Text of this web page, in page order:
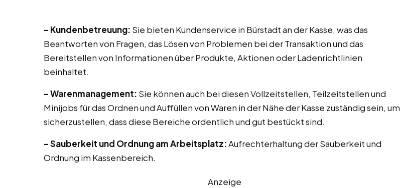
– Kundenbetreuung: Sie bieten Kundenservice in Bürstadt an der Kasse, was das
Beantworten von Fragen, das Lösen von Problemen bei der Transaktion und das
Bereitstellen von Informationen über Produkte, Aktionen oder Ladenrichtlinien
beinhaltet.
– Warenmanagement: Sie können auch bei diesen Vollzeitstellen, Teilzeitstellen und
Minijobs für das Ordnen und Auffüllen von Waren in der Nähe der Kasse zuständig sein, um
sicherzustellen, dass diese Bereiche ordentlich und gut bestückt sind.
– Sauberkeit und Ordnung am Arbeitsplatz:Aufrechterhaltung der Sauberkeit und
Ordnung im Kassenbereich.
Anzeige